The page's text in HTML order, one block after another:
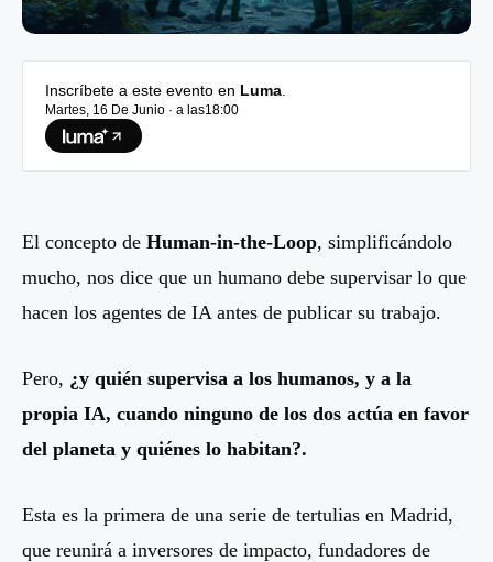
Inscríbete a este evento en Luma
Martes, 16 De Junio · a las18:00
El concepto de Human-in-the-Loop, simplificándolo
mucho, nos dice que un humano debe supervisar lo que
hacen los agentes de IA antes de publicar su trabajo.
Pero, ¿y quién supervisa a los humanos, y a la
propia IA, cuando ninguno de los dos actúa en favor
del planeta y quiénes lo habitan?.
Esta es la primera de una serie de tertulias en Madrid,
que reunirá a inversores de impacto, fundadores de